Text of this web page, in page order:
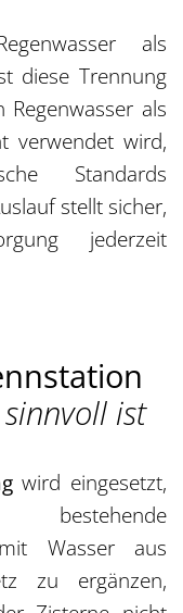
als
diese Trennung
als
verwendet wird,
Standards
stellt sicher,
jederzeit
ist
wird eingesetzt,
mit Wasser aus
zu ergänzen,